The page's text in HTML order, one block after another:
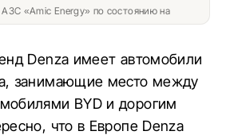
«Amic Energy» по состоянию на
Denza имеет автомобили
занимающие место между
BYD и дорогим
что в Европе Denza